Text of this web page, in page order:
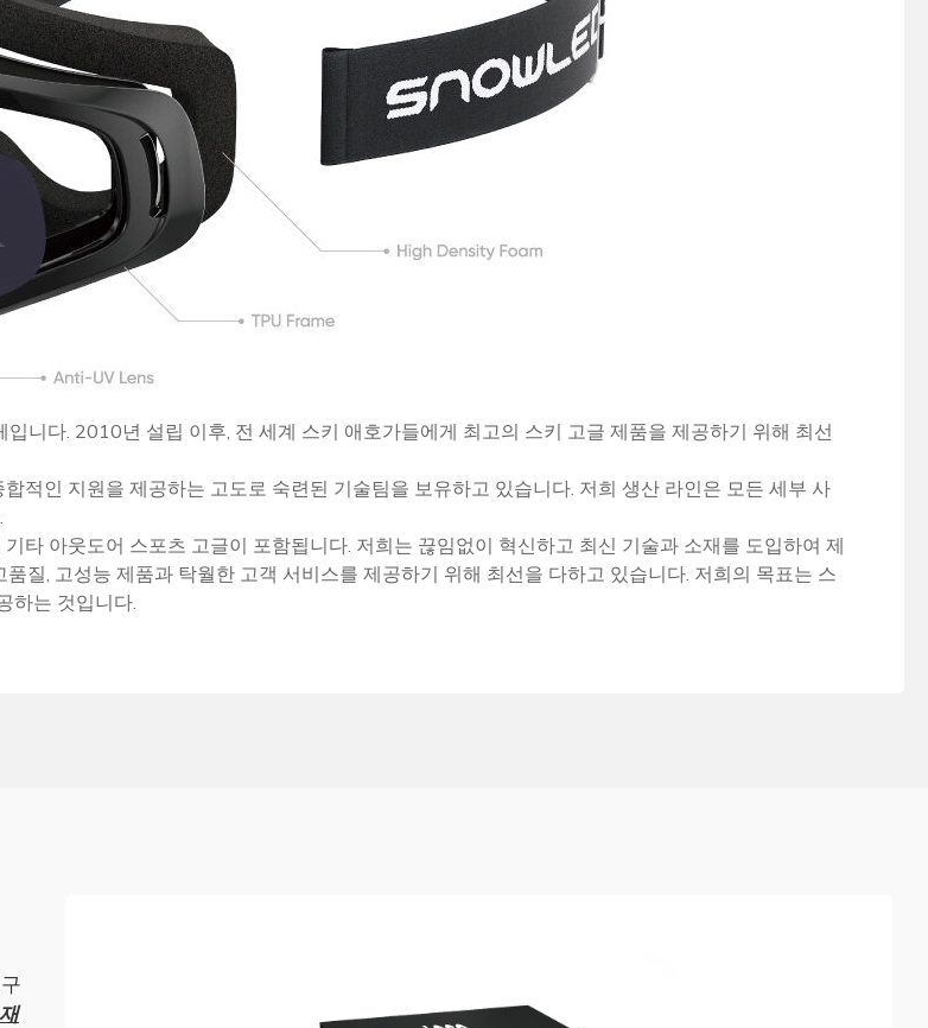
니다. 2010년 설립 이후, 전 세계 스키 애호가들에게 최고의 스키 고글 제품을 제공하기 위해 최선
적인 지원을 제공하는 고도로 숙련된 기술팀을 보유하고 있습니다. 저희 생산 라인은 모든 세부 사
타 아웃도어 스포츠 고글이 포함됩니다. 저희는 끊임없이 혁신하고 최신 기술과 소재를 도입하여 제
질, 고성능 제품과 탁월한 고객 서비스를 제공하기 위해 최선을 다하고 있습니다. 저희의 목표는 스
하는 것입니다.